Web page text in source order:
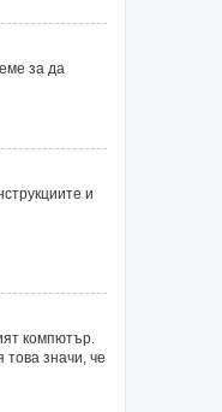
за да
и
компютър.
значи, че